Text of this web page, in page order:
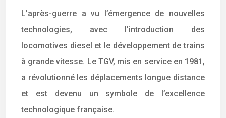
L’après-guerre a vu l’émergence de nouvelles
technologies, avec l’introduction des
locomotives diesel et le développement de trains
à grande vitesse. Le TGV, mis en service en 1981,
a révolutionné les déplacements longue distance
et est devenu un symbole de l’excellence
technologique française.